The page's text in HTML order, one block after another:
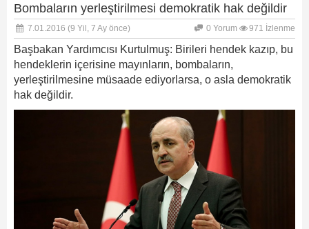
Bombaların yerleştirilmesi demokratik hak değildir
7.01.2016 (9 Yil, 7 Ay önce) 971 İzlenme
0 Yorum
Başbakan Yardımcısı Kurtulmuş: Birileri hendek kazıp, bu
hendeklerin içerisine mayınların, bombaların,
yerleştirilmesine müsaade ediyorlarsa, o asla demokratik
hak değildir.